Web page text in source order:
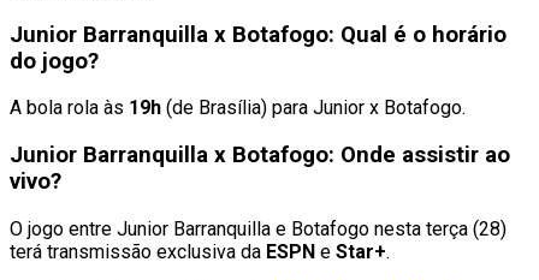
Junior Barranquilla x Botafogo: Qual é o horário
do jogo?
A bola rola às 19h (de Brasília) para Junior x Botafogo.
Junior Barranquilla x Botafogo: Onde assistir ao
vivo?
O jogo entre Junior Barranquilla e Botafogo nesta terça (28)
terá transmissão exclusiva da ESPN e Star+.